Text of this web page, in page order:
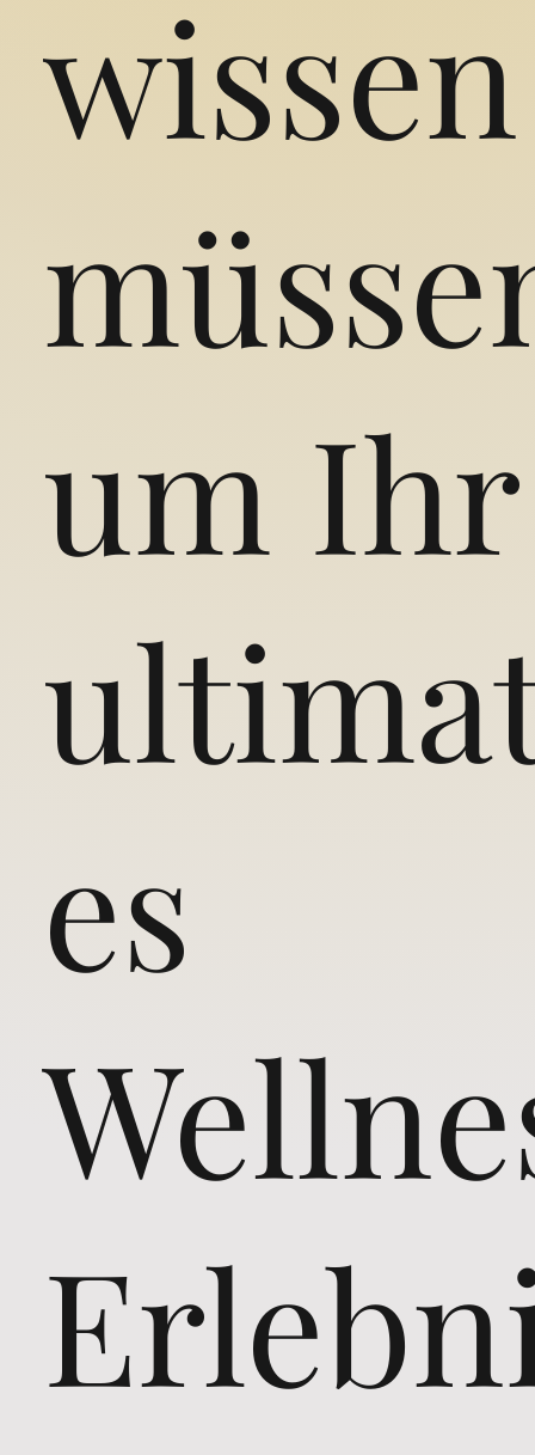
wissen
um Ihr
es